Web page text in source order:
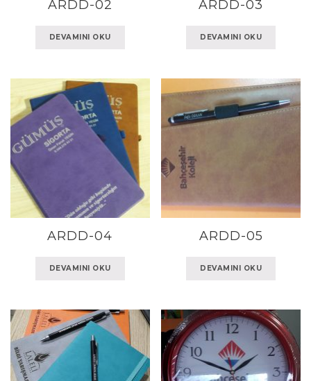
ARDD-02
DEVAMINI OKU
ARDD-03
DEVAMINI OKU
ARDD-04
DEVAMINI OKU
ARDD-05
DEVAMINI OKU